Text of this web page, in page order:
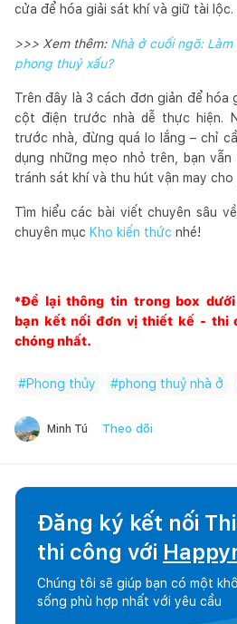
cửa để hóa giải sát khí và giữ tài lộc.
>>> Xem thêm: Nhà ở cuối ngõ:
phong thuỷ xấu?
Trên đây là 3 cách đơn giản để hóa
cột điện trước nhà dễ thực hiện.
trước nhà, đừng quá lo lắng – chỉ
dụng những mẹo nhỏ trên, bạn
tránh sát khí và thu hút vận may cho
Tìm hiểu các bài viết chuyên sâu
chuyên mục Kho kiến thức nhé!
*Để lại thông tin trong box dưới
bạn kết nối đơn vị thiết kế - thi
chóng nhất.
#Phong thủy #phong thuỷ nhà ở
Minh Tú Theo dõi
Đăng ký kết nối
thi công với
Chúng tôi sẽ giúp bạn có một
sống phù hợp nhất với yêu cầu